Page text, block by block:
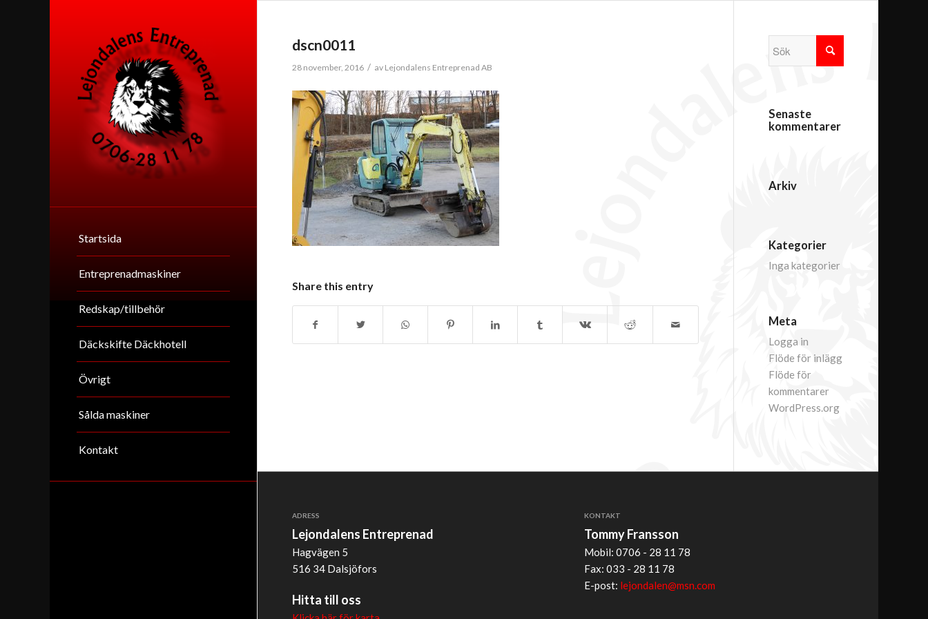
Startsida
Entreprenadmaskiner
Redskap/tillbehör
Däckskifte Däckhotell
Övrigt
Sålda maskiner
Kontakt
dscn0011
28 november, 2016 / av Lejondalens Entreprenad AB
Share this entry
Senaste
kommentarer
Arkiv
Kategorier
Inga kategorier
Meta
Logga in
Flöde för inlägg
Flöde för
kommentarer
WordPress.org
ADRESS
Lejondalens Entreprenad
Hagvägen 5
516 34 Dalsjöfors
Hitta till oss
KONTAKT
Tommy Fransson
Mobil: 0706 - 28 11 78
Fax: 033 - 28 11 78
E-post: lejondalen@msn.com